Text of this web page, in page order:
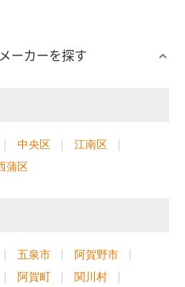
ーカーを探す
中央区
江南区
蒲区
五泉市
阿賀野市
阿賀町
関川村